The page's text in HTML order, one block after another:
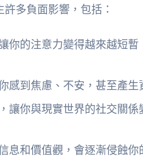
多負面影響，包括：
你的注意力變得越來越短
感到焦慮、不安，甚至產生
讓你與現實世界的社交關
息和價值觀，會逐漸侵蝕